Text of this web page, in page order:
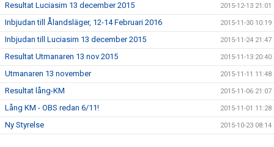
Resultat Luciasim 13 december 2015 2015-12-13 21:01
Inbjudan till Ålandsläger, 12-14 Februari 2016 2015-11-30 10:19
Inbjudan till Luciasim 13 december 2015 2015-11-24 21:47
Resultat Utmanaren 13 nov 2015 2015-11-13 20:40
Utmanaren 13 november 2015-11-11 11:48
Resultat lång-KM 2015-11-06 21:07
Lång KM - OBS redan 6/11! 2015-11-01 11:28
Ny Styrelse 2015-10-23 08:14